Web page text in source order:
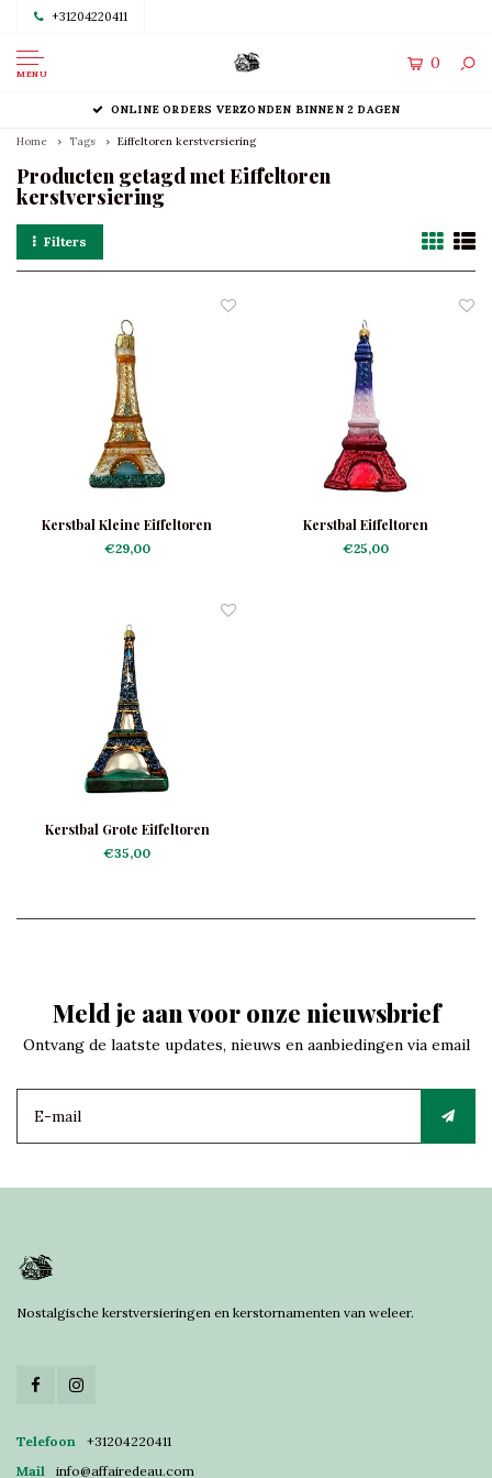
+31204220411
MENU
0
ONLINE ORDERS VERZONDEN BINNEN 2 DAGEN
Home Tags Eiffeltoren kerstversiering
Producten getagd met Eiffeltoren
kerstversiering
Filters
Kerstbal Kleine Eiffeltoren
€29,00
Kerstbal Eiffeltoren
€25,00
Kerstbal Grote Eiffeltoren
€35,00
Meld je aan voor onze nieuwsbrief
Ontvang de laatste updates, nieuws en aanbiedingen via email
Nostalgische kerstversieringen en kerstornamenten van weleer.
Telefoon
+31204220411
Mail
info@affairedeau.com